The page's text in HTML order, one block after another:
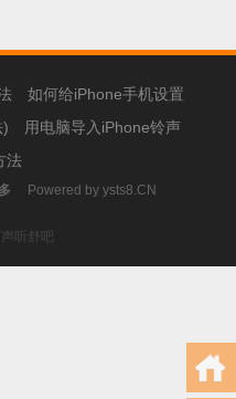
如何给iPhone手机设置
)
用电脑导入iPhone铃声
法
Powered by ysts8.CN
听舒吧